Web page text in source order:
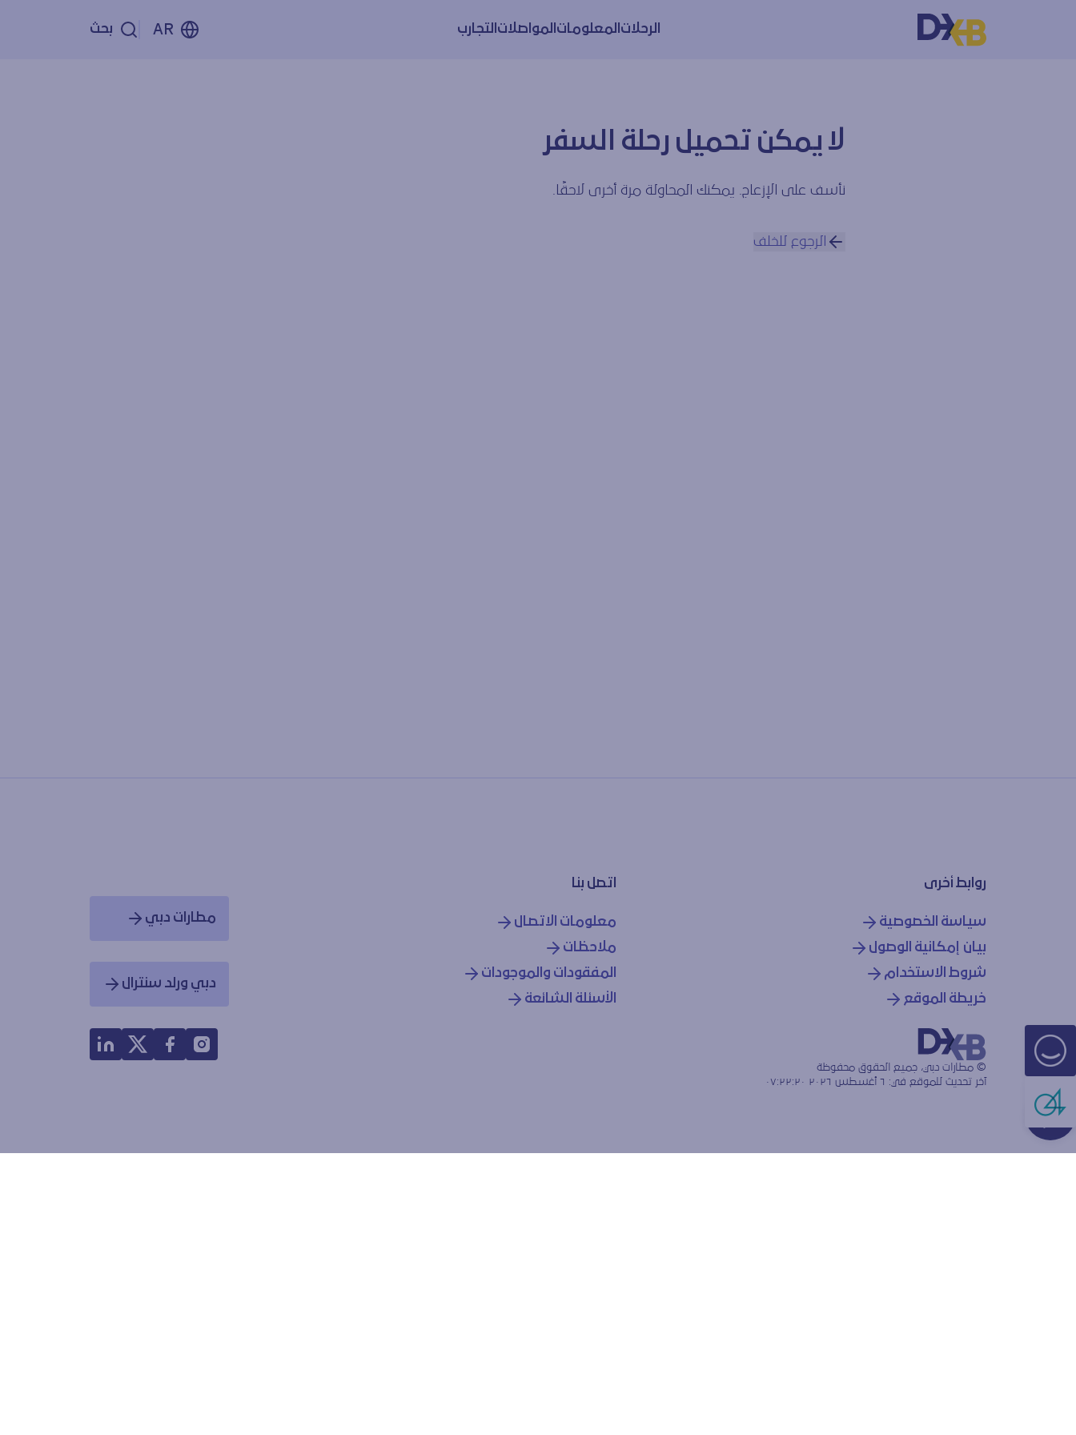
الرحلاتالمعلوماتالمواصلاتالتجارب AR بحث
لا يمكن تحميل رحلة السفر
نأسف على الإزعاج. يمكنك المحاولة مرة أخرى لاحقًا.
الرجوع للخلف
روابط أخرى
سياسة الخصوصية
بيان إمكانية الوصول
شروط الاستخدام
خريطة الموقع
اتصل بنا
معلومات الاتصال
ملاحظات
المفقودات والموجودات
الأسئلة الشائعة
مطارات دبي
Opens in a new window
دبي ورلد سنترال
Opens in a new window
© مطارات دبي، جميع الحقوق محفوظة
آخر تحديث للموقع في: ٦ أغسطس ٢٠٢٦ ٠٧:٢٢:٢٠